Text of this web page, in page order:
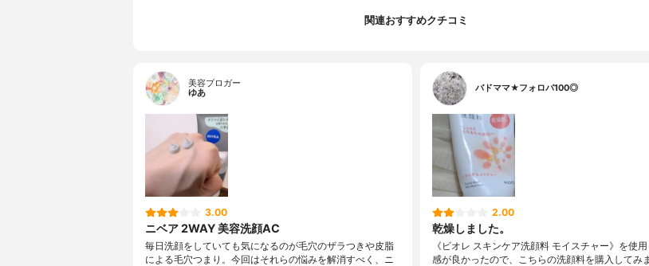
関連おすすめクチコミ
美容ブロガー
ゆあ
3.00
ニベア 2WAY 美容洗顔AC
毎日洗顔をしていても気になるのが毛穴のザラつきや皮脂
による毛穴つまり。今回はそれらの悩みを解消すべく、ニ
バドママ★フォロバ100◎
2.00
乾燥しました。
《ビオレ スキンケア洗顔料 モイスチャー》を使
感が良かったので、こちらの洗顔料を購入してみ